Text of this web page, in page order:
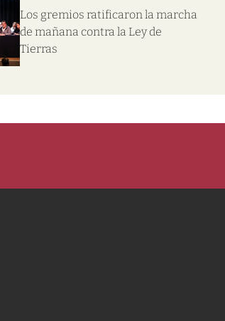
Los gremios ratificaron la marcha
de mañana contra la Ley de
Tierras